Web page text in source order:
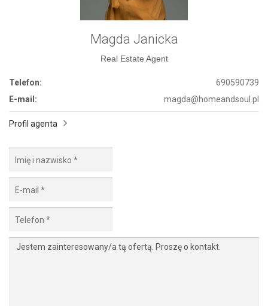
Magda Janicka
Real Estate Agent
Telefon:
690590739
E-mail:
magda@homeandsoul.pl
Profil agenta